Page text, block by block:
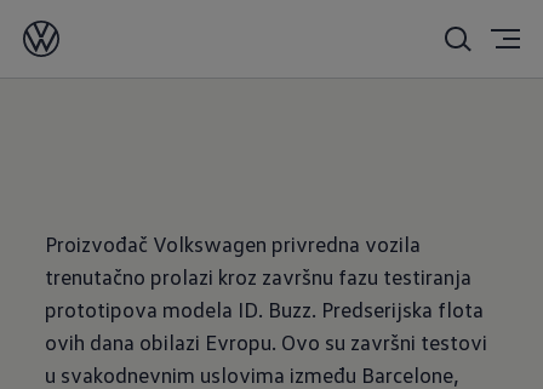
02/22/2022
Proizvođač Volkswagen privredna vozila
trenutačno prolazi kroz završnu fazu testiranja
prototipova modela ID. Buzz. Predserijska flota
ovih dana obilazi Evropu. Ovo su završni testovi
u svakodnevnim uslovima između Barcelone,